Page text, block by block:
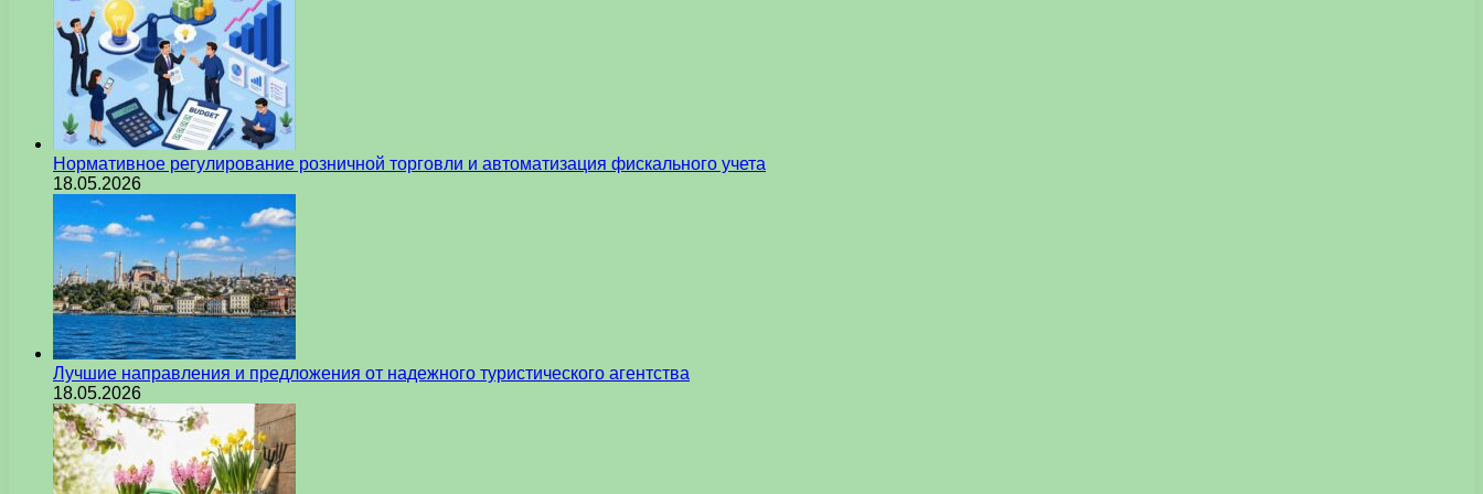
Нормативное регулирование розничной торговли и автоматизация фискального учета
18.05.2026
Лучшие направления и предложения от надежного туристического агентства
18.05.2026